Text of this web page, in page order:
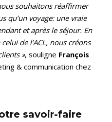
souhaitons réaffirmer
qu’un voyage: une vraie
et après le séjour. En
de l’ACL, nous créons
», souligne François
& communication chez
savoir-faire